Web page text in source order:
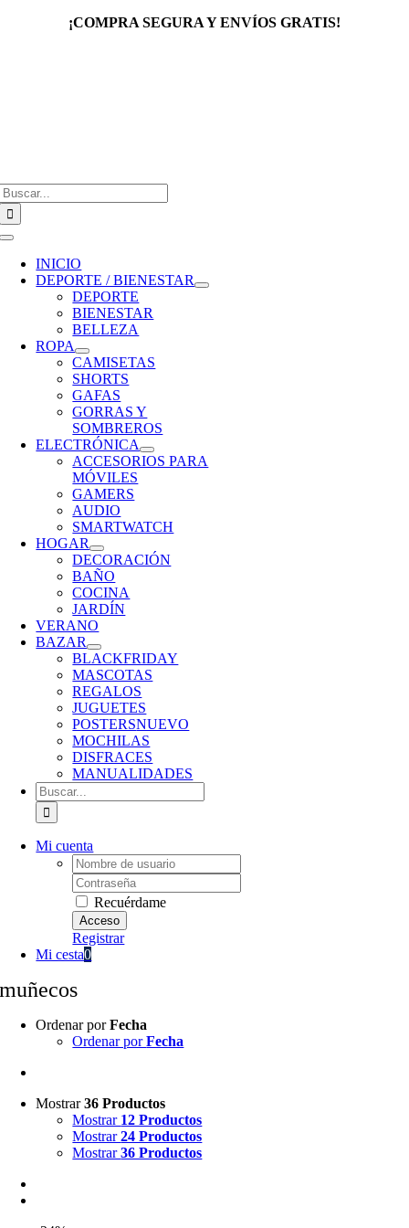
¡COMPRA SEGURA Y ENVÍOS GRATIS!
Toggle
Navigation
INICIO
DEPORTE / BIENESTAR
DEPORTE
BIENESTAR
BELLEZA
ROPA
CAMISETAS
SHORTS
GAFAS
GORRAS Y
SOMBREROS
ELECTRÓNICA
ACCESORIOS PARA
MÓVILES
GAMERS
AUDIO
SMARTWATCH
HOGAR
DECORACIÓN
BAÑO
COCINA
JARDÍN
VERANO
BAZAR
BLACKFRIDAY
MASCOTAS
REGALOS
JUGUETES
POSTERSNUEVO
MOCHILAS
DISFRACES
MANUALIDADES
Buscar:
Mi cuenta
Username:
Password:
Recuérdame
Registrar
Mi cesta0
muñecos
Ordenar porFecha
Ordenar porFecha
Mostrar36 Productos
Mostrar 12 Productos
Mostrar24 Productos
Mostrar36 Productos